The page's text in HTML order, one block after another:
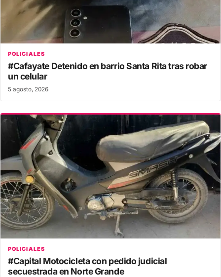
POLICIALES
#Cafayate Detenido en barrio Santa Rita tras robar
un celular
5 agosto, 2026
POLICIALES
#Capital Motocicleta con pedido judicial
secuestrada en Norte Grande